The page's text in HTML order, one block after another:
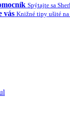
Spýtajte sa
vás Knižné tipy ušité